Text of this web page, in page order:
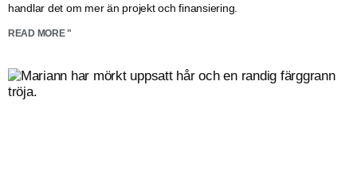
handlar det om mer än projekt och finansiering.
READ MORE "